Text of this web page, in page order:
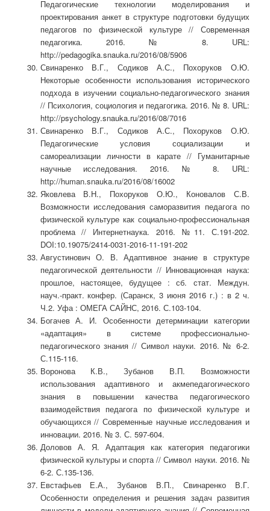
Педагогические технологии моделирования и
проектирования анкет в структуре подготовки будущих
педагогов по физической культуре // Современная
педагогика. 2016. № 8. URL:
http://pedagogika.snauka.ru/2016/08/5906
Свинаренко В.Г., Содиков А.С., Похоруков О.Ю.
Некоторые особенности использования исторического
подхода в изучении социально-педагогического знания
// Психология, социология и педагогика. 2016. № 8. URL:
http://psychology.snauka.ru/2016/08/7016
Свинаренко В.Г., Содиков А.С., Похоруков О.Ю.
Педагогические условия социализации и
самореализации личности в карате // Гуманитарные
научные исследования. 2016. № 8. URL:
http://human.snauka.ru/2016/08/16002
Яковлева В.Н., Похоруков О.Ю., Коновалов С.В.
Возможности исследования саморазвития педагога по
физической культуре как социально-профессиональная
проблема // Интернетнаука. 2016. №11. С.191-202.
DOI:10.19075/2414-0031-2016-11-191-202
Августинович О. В. Адаптивное знание в структуре
педагогической деятельности // Инновационная наука:
прошлое, настоящее, будущее : сб. стат. Междун.
науч.-практ. конфер. (Саранск, 3 июня 2016 г.) : в 2 ч.
Ч.2. Уфа : ОМЕГА САЙНС, 2016. С.103-104.
Богачев А. И. Особенности детерминации категории
«адаптация» в системе профессионально-
педагогического знания // Символ науки. 2016. № 6-2.
С.115-116.
Воронова К.В., Зубанов В.П. Возможности
использования адаптивного и акмепедагогического
знания в повышении качества педагогического
взаимодействия педагога по физической культуре и
обучающихся // Современные научные исследования и
инновации. 2016. № 3. С. 597-604.
Доловов А. Я. Адаптация как категория педагогики
физической культуры и спорта // Символ науки. 2016. №
6-2. С.135-136.
Евстафьев Е.А., Зубанов В.П., Свинаренко В.Г.
Особенности определения и решения задач развития